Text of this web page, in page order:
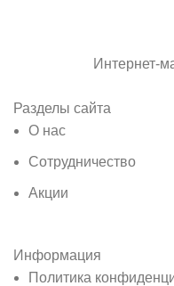
Интернет-
Разделы сайта
О нас
Сотрудничество
Акции
Информация
Политика